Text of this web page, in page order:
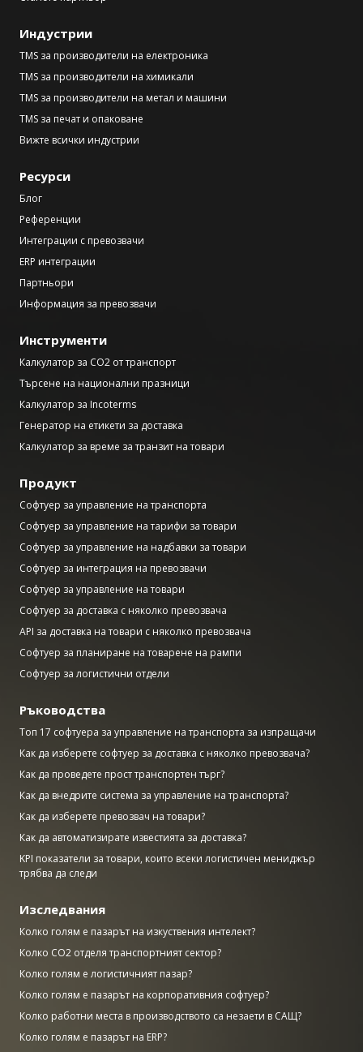
Индустрии
TMS за производители на електроника
TMS за производители на химикали
TMS за производители на метал и машини
TMS за печат и опаковане
Вижте всички индустрии
Ресурси
Блог
Референции
Интеграции с превозвачи
ERP интеграции
Партньори
Информация за превозвачи
Инструменти
Калкулатор за CO2 от транспорт
Търсене на национални празници
Калкулатор за Incoterms
Генератор на етикети за доставка
Калкулатор за време за транзит на товари
Продукт
Софтуер за управление на транспорта
Софтуер за управление на тарифи за товари
Софтуер за управление на надбавки за товари
Софтуер за интеграция на превозвачи
Софтуер за управление на товари
Софтуер за доставка с няколко превозвача
API за доставка на товари с няколко превозвача
Софтуер за планиране на товарене на рампи
Софтуер за логистични отдели
Ръководства
Топ 17 софтуера за управление на транспорта за изпращачи
Как да изберете софтуер за доставка с няколко превозвача?
Как да проведете прост транспортен търг?
Как да внедрите система за управление на транспорта?
Как да изберете превозвач на товари?
Как да автоматизирате известията за доставка?
KPI показатели за товари, които всеки логистичен мениджър
трябва да следи
Изследвания
Колко голям е пазарът на изкуствения интелект?
Колко CO2 отделя транспортният сектор?
Колко голям е логистичният пазар?
Колко голям е пазарът на корпоративния софтуер?
Колко работни места в производството са незаети в САЩ?
Колко голям е пазарът на ERP?